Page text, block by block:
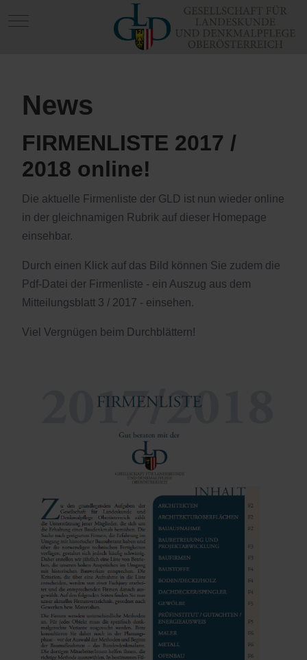
Mobile Menu Toggle
News
FIRMENLISTE 2017 /
2018 online!
Die aktuelle Firmenliste der GLD ist nun wieder online
in der gleichnamigen Rubrik auf dieser Homepage
einsehbar.
Durch einen Klick auf das Bild können Sie zudem die
Pdf-Datei der Firmenliste - ein Auszug aus dem
Mitteilungsblatt 3 / 2017 - einsehen.
Viel Vergnügen beim Durchblättern!